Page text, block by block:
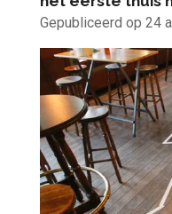
Gepubliceerd op 24